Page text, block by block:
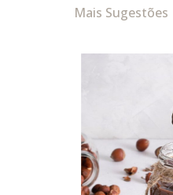
Mais Sugestões